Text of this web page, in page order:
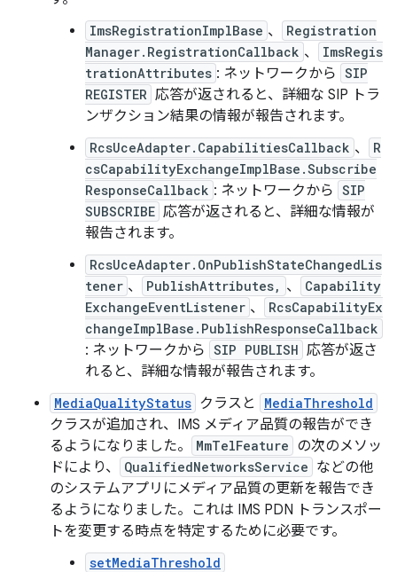
ImsRegistrationImplBase 、
Registration
Manager.RegistrationCallback 、
ImsRegis
trationAttributes : ネットワークから SIP
REGISTER 応答が返されると、詳細な SIP トラ
ンザクション結果の情報が報告されます。
RcsUceAdapter.CapabilitiesCallback 、
R
csCapabilityExchangeImplBase.Subscribe
ResponseCallback : ネットワークから SIP
SUBSCRIBE 応答が返されると、詳細な情報が
報告されます。
RcsUceAdapter.OnPublishStateChangedLis
tener 、 PublishAttributes, 、
Capability
ExchangeEventListener 、
RcsCapabilityEx
changeImplBase.PublishResponseCallback
: ネットワークから SIP PUBLISH 応答が返さ
れると、詳細な情報が報告されます。
MediaQualityStatus クラスと MediaThreshold
クラスが追加され、IMS メディア品質の報告ができ
るようになりました。
MmTelFeature の次のメソッ
ドにより、
QualifiedNetworksService などの他
のシステムアプリにメディア品質の更新を報告でき
るようになりました。これは IMS PDN トランスポー
トを変更する時点を特定するために必要です。
setMediaThreshold